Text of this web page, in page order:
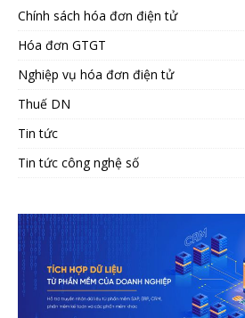
Chính sách hóa đơn điện tử
Hóa đơn GTGT
Nghiệp vụ hóa đơn điện tử
Thuế DN
Tin tức
Tin tức công nghệ số